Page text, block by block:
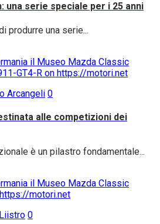
una serie speciale per i 25 anni
produrre una serie...
Arcangeli 0
alle competizioni dei
è un pilastro fondamentale...
0